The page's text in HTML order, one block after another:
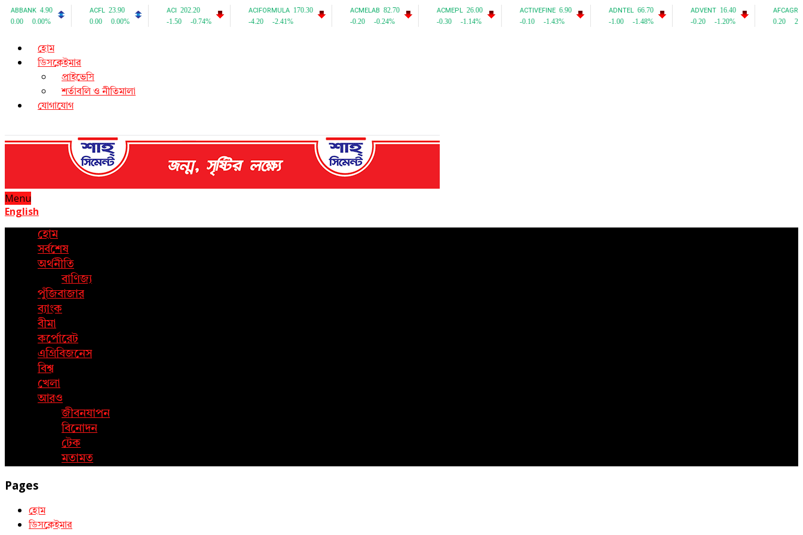
হোম
ডিসক্লেইমার
প্রাইভেসি
শর্তাবলি ও নীতিমালা
যোগাযোগ
Menu
English
হোম
সর্বশেষ
অর্থনীতি
বাণিজ্য
পুঁজিবাজার
ব্যাংক
বীমা
কর্পোরেট
এগ্রিবিজনেস
বিশ্ব
খেলা
আরও
জীবনযাপন
বিনোদন
টেক
মতামত
Pages
হোম
ডিসক্লেইমার